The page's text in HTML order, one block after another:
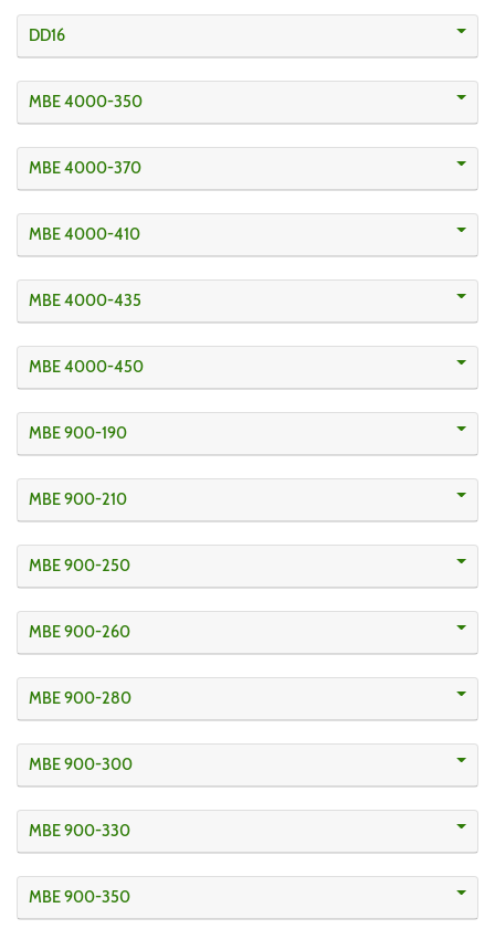
DD16
MBE 4000-350
MBE 4000-370
MBE 4000-410
MBE 4000-435
MBE 4000-450
MBE 900-190
MBE 900-210
MBE 900-250
MBE 900-260
MBE 900-280
MBE 900-300
MBE 900-330
MBE 900-350